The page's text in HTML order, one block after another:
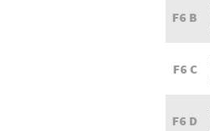
F6 B
F6 C
F6 D